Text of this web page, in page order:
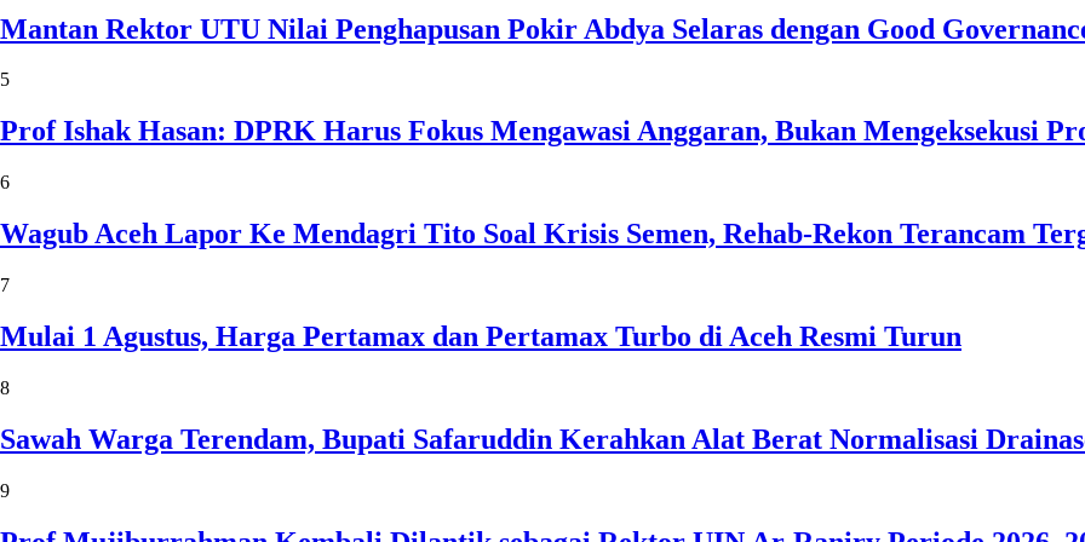
Mantan Rektor UTU Nilai Penghapusan Pokir Abdya Selaras dengan Good
5
Prof Ishak Hasan: DPRK Harus Fokus Mengawasi Anggaran, Bukan Mengeksekusi
6
Wagub Aceh Lapor Ke Mendagri Tito Soal Krisis Semen, Rehab-Rekon Terancam
7
Mulai 1 Agustus, Harga Pertamax dan Pertamax Turbo di Aceh Resmi Turun
8
Sawah Warga Terendam, Bupati Safaruddin Kerahkan Alat Berat Normalisasi
9